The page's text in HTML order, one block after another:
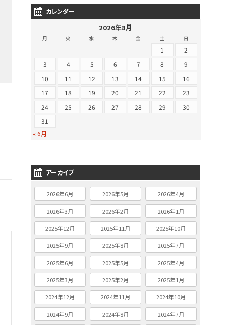
カレンダー
2026年8月
月 火 水 木 金 土 日
1
2
3
4 5 6 7 8
9
10
11 12 13 14 15
16
17
18 19 20 21 22
23
24
25 26 27 28 29
30
31
« 6月
アーカイブ
2026年6月 2026年5月 2026年4月
2026年3月 2026年2月 2026年1月
2025年12月 2025年11月 2025年10月
2025年9月 2025年8月 2025年7月
2025年6月 2025年5月 2025年4月
2025年3月 2025年2月 2025年1月
2024年12月 2024年11月 2024年10月
2024年9月 2024年8月 2024年7月